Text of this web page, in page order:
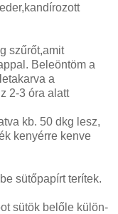
szűrőt,amit
Beleöntöm a
a
2-3 óra alatt
kb. 50 dkg lesz,
kenyérre kenve
sütőpapírt terítek.
sütök belőle külön-